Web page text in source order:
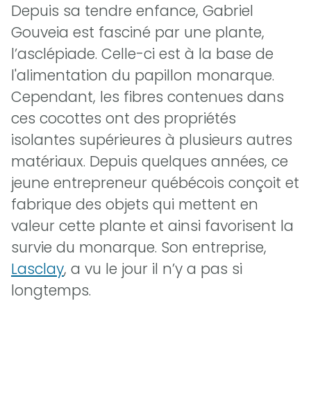
Depuis sa tendre enfance, Gabriel
Gouveia est fasciné par une plante,
l’asclépiade. Celle-ci est à la base de
l'alimentation du papillon monarque.
Cependant, les fibres contenues dans
ces cocottes ont des propriétés
isolantes supérieures à plusieurs autres
matériaux. Depuis quelques années, ce
jeune entrepreneur québécois conçoit et
fabrique des objets qui mettent en
valeur cette plante et ainsi favorisent la
survie du monarque. Son entreprise,
Lasclay, a vu le jour il n’y a pas si
longtemps.